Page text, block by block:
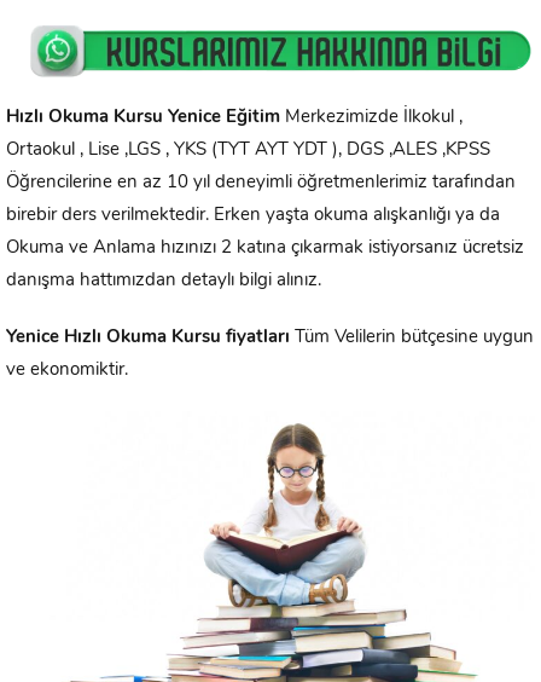
Hızlı Okuma Kursu Yenice Eğitim Merkezimizde İlkokul ,
Ortaokul , Lise ,LGS , YKS (TYT AYT YDT ), DGS ,ALES ,KPSS
Öğrencilerine en az 10 yıl deneyimli öğretmenlerimiz tarafından
birebir ders verilmektedir. Erken yaşta okuma alışkanlığı ya da
Okuma ve Anlama hızınızı 2 katına çıkarmak istiyorsanız ücretsiz
danışma hattımızdan detaylı bilgi alınız.
Yenice Hızlı Okuma Kursu fiyatları Tüm Velilerin bütçesine uygun
ve ekonomiktir.